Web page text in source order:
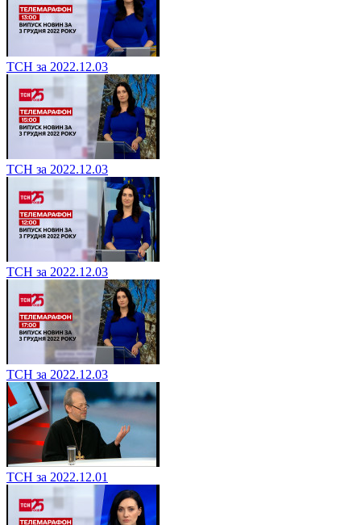
ТСН за 2022.12.03
ТСН за 2022.12.03
ТСН за 2022.12.03
ТСН за 2022.12.03
ТСН за 2022.12.01